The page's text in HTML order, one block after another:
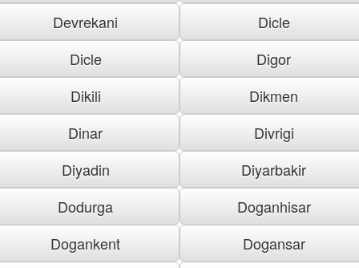
Devrekani
Dicle
Dicle
Digor
Dikili
Dikmen
Dinar
Divrigi
Diyadin
Diyarbakir
Dodurga
Doganhisar
Dogankent
Dogansar